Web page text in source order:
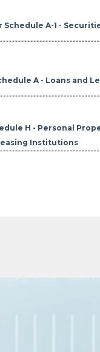
A-1 -
A - Loans and
H - Personal
Institutions